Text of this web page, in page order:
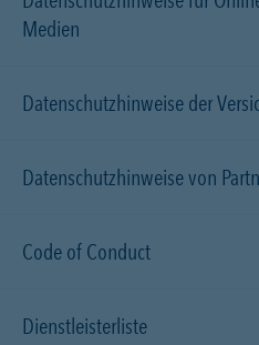
Medien
Datenschutzhinweise der
Datenschutzhinweise von
Code of Conduct
Dienstleisterliste